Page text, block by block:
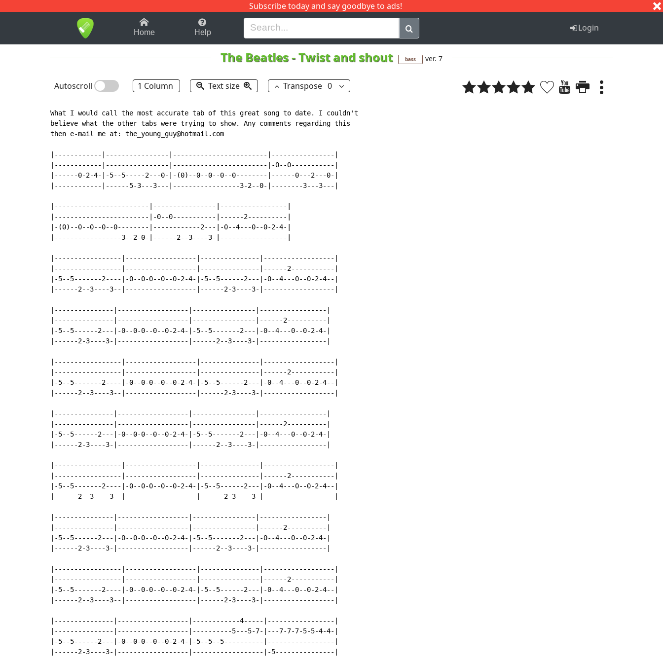
Subscribe today and say goodbye to ads!
1-9 B H I J Q
Home Help Login
The Beatles-Twist and shout bass ver. 7
Autoscroll 1 Column Text size Transpose 0
What I would call the most accurate tab of this great song to date. I couldn't
believe what the other tabs were trying to show. Any comments regarding this
then e-mail me at: the_young_guy@hotmail.com
|------------|----------------|------------------------|----------------|
|------------|----------------|------------------------|-0--0-----------|
|------0-2-4-|-5--5-----2---0-|-(0)--0--0--0--0--------|------0---2---0-|
|------------|------5-3---3---|-----------------3-2--0-|--------3---3---|
|------------------------|----------------|-----------------|
|------------------------|-0--0-----------|------2----------|
|-(0)--0--0--0--0--------|------------2---|-0--4---0--0-2-4-|
|-----------------3--2-0-|------2--3----3-|-----------------|
|-----------------|------------------|---------------|------------------|
|-----------------|------------------|---------------|------2-----------|
|-5--5-------2----|-0--0-0--0--0-2-4-|-5--5------2---|-0--4---0--0-2-4--|
|------2--3----3--|------------------|------2-3----3-|------------------|
|---------------|------------------|----------------|-----------------|
|---------------|------------------|----------------|------2----------|
|-5--5------2---|-0--0-0--0--0-2-4-|-5--5-------2---|-0--4---0--0-2-4-|
|------2-3----3-|------------------|------2--3----3-|-----------------|
|-----------------|------------------|---------------|------------------|
|-----------------|------------------|---------------|------2-----------|
|-5--5-------2----|-0--0-0--0--0-2-4-|-5--5------2---|-0--4---0--0-2-4--|
|------2--3----3--|------------------|------2-3----3-|------------------|
|---------------|------------------|----------------|-----------------|
|---------------|------------------|----------------|------2----------|
|-5--5------2---|-0--0-0--0--0-2-4-|-5--5-------2---|-0--4---0--0-2-4-|
|------2-3----3-|------------------|------2--3----3-|-----------------|
|-----------------|------------------|---------------|------------------|
|-----------------|------------------|---------------|------2-----------|
|-5--5-------2----|-0--0-0--0--0-2-4-|-5--5------2---|-0--4---0--0-2-4--|
|------2--3----3--|------------------|------2-3----3-|------------------|
|---------------|------------------|----------------|-----------------|
|---------------|------------------|----------------|------2----------|
|-5--5------2---|-0--0-0--0--0-2-4-|-5--5-------2---|-0--4---0--0-2-4-|
|------2-3----3-|------------------|------2--3----3-|-----------------|
|-----------------|------------------|---------------|------------------|
|-----------------|------------------|---------------|------2-----------|
|-5--5-------2----|-0--0-0--0--0-2-4-|-5--5------2---|-0--4---0--0-2-4--|
|------2--3----3--|------------------|------2-3----3-|------------------|
|---------------|------------------|------------4-----|-----------------|
|---------------|------------------|----------5---5-7-|---7-7-7-5-5-4-4-|
|-5--5------2---|-0--0-0--0--0-2-4-|-5--5--5----------|-----------------|
|------2-3----3-|------------------|------------------|-5---------------|